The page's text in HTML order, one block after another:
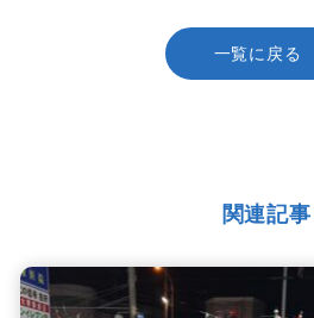
一覧に戻る
関連記事